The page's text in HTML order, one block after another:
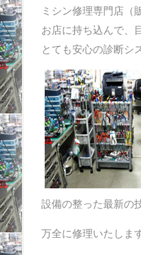
ミシン修理専門店（
お店に持ち込んで、
とても安心の診断シ
設備の整った最新の
万全に修理いたしま